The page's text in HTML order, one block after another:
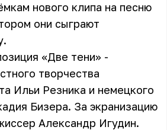
нового клипа на песню
они сыграют
«Две тени» -
творчества
Ильи Резника и немецкого
Бизера. За экранизацию
Александр Игудин.